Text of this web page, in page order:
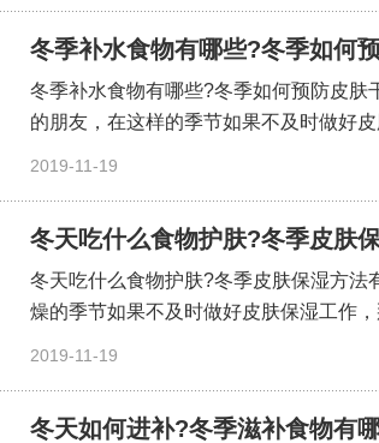
冬季补水食物有哪些?冬季如何
冬季补水食物有哪些?冬季如何预防皮肤
的朋友，在这样的季节如果不及时做好
2019-11-19
冬天吃什么食物护肤?冬季皮肤
冬天吃什么食物护肤?冬季皮肤保湿方
燥的季节如果不及时做好皮肤保湿工作
2019-11-19
冬天如何进补?冬季滋补食物有